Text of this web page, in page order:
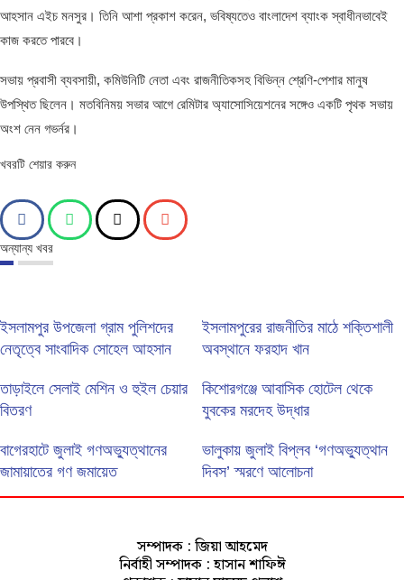
আহসান এইচ মনসুর। তিনি আশা প্রকাশ করেন, ভবিষ্যতেও বাংলাদেশ ব্যাংক স্বাধীনভাবেই
কাজ করতে পারবে।
সভায় প্রবাসী ব্যবসায়ী, কমিউনিটি নেতা এবং রাজনীতিকসহ বিভিন্ন শ্রেণি-পেশার মানুষ
উপস্থিত ছিলেন। মতবিনিময় সভার আগে রেমিটার অ্যাসোসিয়েশনের সঙ্গেও একটি পৃথক সভায়
অংশ নেন গভর্নর।
খবরটি শেয়ার করুন
অন্যান্য খবর
ইসলামপুর উপজেলা গ্রাম পুলিশদের
নেতৃত্বে সাংবাদিক সোহেল আহসান
ইসলামপুরের রাজনীতির মাঠে শক্তিশালী
অবস্থানে ফরহাদ খান
তাড়াইলে সেলাই মেশিন ও হুইল চেয়ার
বিতরণ
কিশোরগঞ্জে আবাসিক হোটেল থেকে
যুবকের মরদেহ উদ্ধার
বাগেরহাটে জুলাই গণঅভ্যুত্থানের
জামায়াতের গণ জমায়েত
ভালুকায় জুলাই বিপ্লব ‘গণঅভ্যুত্থান
দিবস’ স্মরণে আলোচনা
সম্পাদক : জিয়া আহমেদ
নির্বাহী সম্পাদক : হাসান শাফিঈ